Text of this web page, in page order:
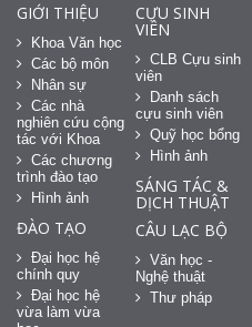
GIỚI THIỆU
Khoa Văn học
Các bộ môn
Nhân sự
Các nhà
nghiên cứu cộng
tác với Khoa
Các chương
trình đào tạo
Hình ảnh
ĐÀO TẠO
Đại học hệ
chính quy
Đại học hệ
vừa làm vừa
CỰU SINH
VIÊN
CLB Cựu sinh
viên
Danh sách
cựu sinh viên
Quỹ học bổng
Hình ảnh
SÁNG TÁC &
DỊCH THUẬT
CÂU LẠC BỘ
Văn học -
Nghệ thuật
Thư pháp